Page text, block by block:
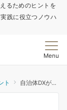
るためのヒントを
践に役立つノウハ
Menu
ト 自治体DXが進まない本当の理由｜人と組織文化の壁を超える方法